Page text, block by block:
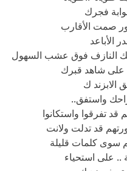
فجرك
صمت الأقارب
الأباعد
النازف فوق عشب السهول
على شاهد قبرك
الابزند ك
واستفق..
تفرقوا واستكانوا
قد تدلت ولانت
سوى كلمات قليلة
.. على استحياء